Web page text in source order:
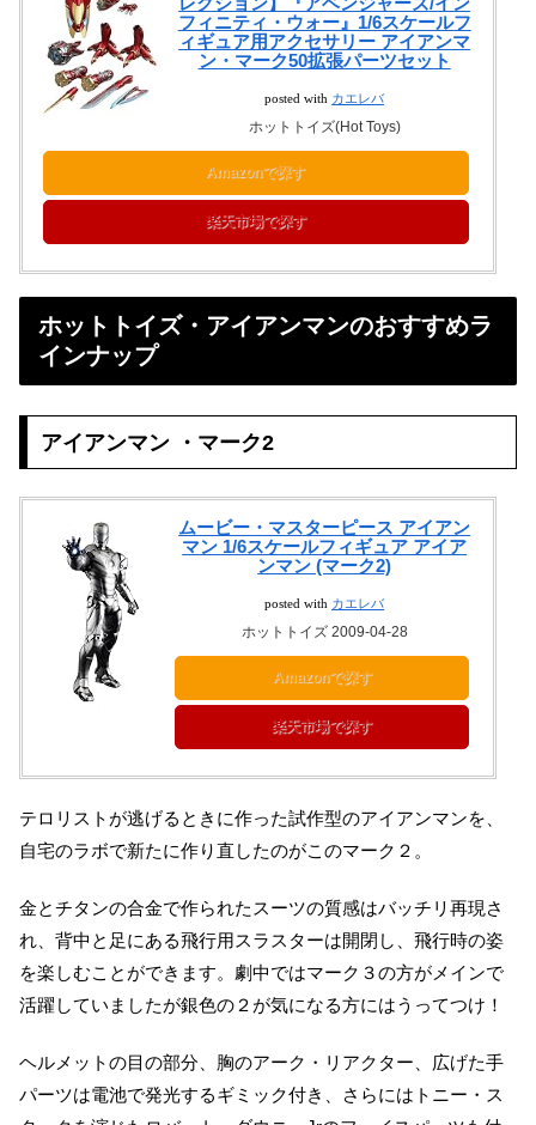
フィニティ・ウォー』1/6スケールフ
ィギュア用アクセサリー アイアンマ
ン・マーク50拡張パーツセット
posted with カエレバ
ホットトイズ(Hot Toys)
Amazonで探す
楽天市場で探す
ホットトイズ・アイアンマンのおすすめラ
インナップ
アイアンマン ・マーク2
ムービー・マスターピース アイアン
マン 1/6スケールフィギュア アイア
ンマン (マーク2)
posted with カエレバ
ホットトイズ 2009-04-28
Amazonで探す
楽天市場で探す
テロリストが逃げるときに作った試作型のアイアンマンを、
自宅のラボで新たに作り直したのがこのマーク２。
金とチタンの合金で作られたスーツの質感はバッチリ再現さ
れ、背中と足にある飛行用スラスターは開閉し、飛行時の姿
を楽しむことができます。劇中ではマーク３の方がメインで
活躍していましたが銀色の２が気になる方にはうってつけ！
ヘルメットの目の部分、胸のアーク・リアクター、広げた手
パーツは電池で発光するギミック付き、さらにはトニー・ス